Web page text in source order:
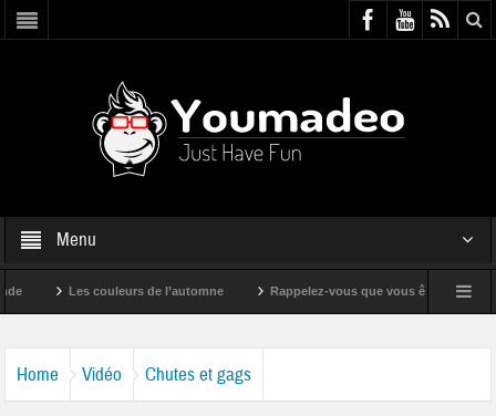
Menu
Les couleurs de l’automne Rappelez-vous que vous êtes super !
Home Vidéo Chutes et gags